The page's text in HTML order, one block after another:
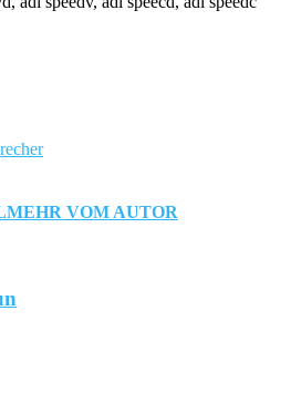
MEHR VOM AUTOR